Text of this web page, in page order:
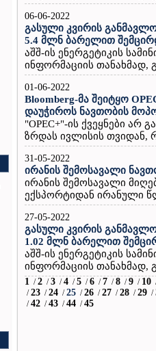
06-06-2022
გასული კვირის
5.4 მლნ ბარელით
აშშ-ის ენერგეტიკის
ინფორმაციის თანახმად,
01-06-2022
Bloomberg-მა შეიტყო
დაუჭიროს ნავთობის
"OPEC+"-ის ქვეყნები არ
ზრდას ივლისის თვიდან,
31-05-2022
ირანის შემოსავალი
ირანის შემოსავალი
ექსპორტიდან ირანული
27-05-2022
გასული კვირის
1.02 მლნ ბარელით
აშშ-ის ენერგეტიკის
ინფორმაციის თანახმად,
1 / 2 / 3 / 4 / 5 / 6 / 7 / 8 / 9 / 10
/ 23 / 24 / 25 / 26 / 27 / 28 / 29 /
/ 42 / 43 / 44 / 45